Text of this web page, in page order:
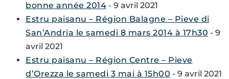
bonne année 2014 - 9 avril 2021
Estru paisanu – Région Balagne – Pieve di
San’Andria le samedi 8 mars 2014 à 17h30 - 9
avril 2021
Estru paisanu – Région Centre – Pieve
d’Orezza le samedi 3 mai à 15h00 - 9 avril 2021